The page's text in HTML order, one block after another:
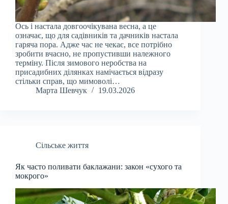
Ось і настала довгоочікувана весна, а це
означає, що для садівників та дачників настала
гаряча пора. Адже час не чекає, все потрібно
зробити вчасно, не пропустивши належного
терміну. Після зимового неробства на
присадибних ділянках намічається відразу
стільки справ, що мимоволі…
Марта Шевчук
19.03.2026
Сільське життя
Як часто поливати баклажани: закон «сухого та
мокрого»